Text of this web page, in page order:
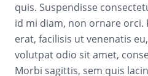
quis. Suspendisse
id mi diam, non ornare orci.
erat, facilisis ut venenatis
volutpat odio sit amet,
Morbi sagittis, sem quis